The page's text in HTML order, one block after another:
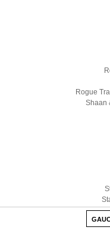
Rogue
Shaan